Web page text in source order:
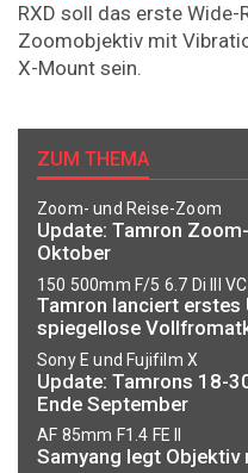
RXD soll das erste
Zoomobjektiv mit
X-Mount sein.
ZUM THEMA
Zoom- und Reise-Zoom
Update: Tamron
Oktober
150 500mm F/5 6.7 Di III
Tamron lanciert
spiegellose
Sony E und Fujifilm X
Update: Tamrons 18-
Ende September
AF 85mm F1.4 FE II
Samyang legt Objektiv